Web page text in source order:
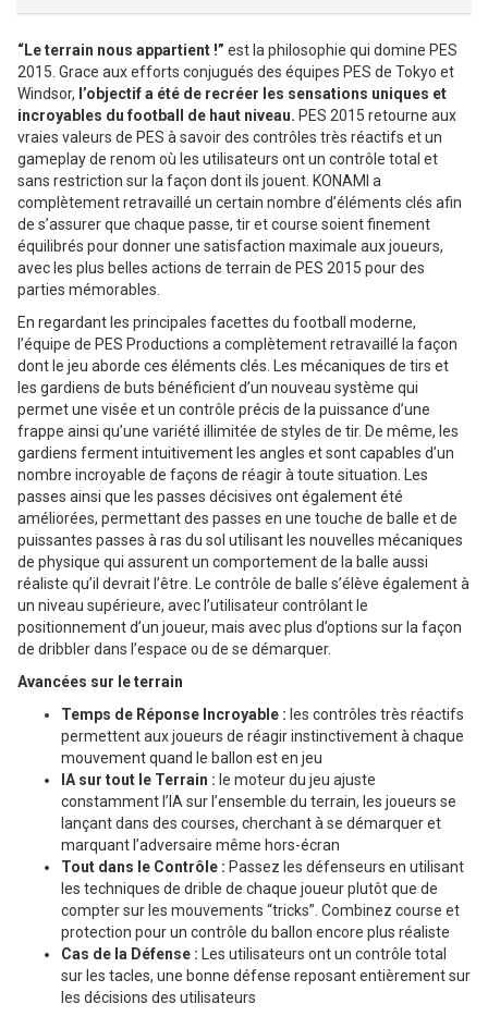
“Le terrain nous appartient !” est la philosophie qui domine PES
2015. Grace aux efforts conjugués des équipes PES de Tokyo et
Windsor, l’objectif a été de recréer les sensations uniques et
incroyables du football de haut niveau. PES 2015 retourne aux
vraies valeurs de PES à savoir des contrôles très réactifs et un
gameplay de renom où les utilisateurs ont un contrôle total et
sans restriction sur la façon dont ils jouent. KONAMI a
complètement retravaillé un certain nombre d’éléments clés afin
de s’assurer que chaque passe, tir et course soient finement
équilibrés pour donner une satisfaction maximale aux joueurs,
avec les plus belles actions de terrain de PES 2015 pour des
parties mémorables.
En regardant les principales facettes du football moderne,
l’équipe de PES Productions a complètement retravaillé la façon
dont le jeu aborde ces éléments clés. Les mécaniques de tirs et
les gardiens de buts bénéficient d’un nouveau système qui
permet une visée et un contrôle précis de la puissance d’une
frappe ainsi qu’une variété illimitée de styles de tir. De même, les
gardiens ferment intuitivement les angles et sont capables d’un
nombre incroyable de façons de réagir à toute situation. Les
passes ainsi que les passes décisives ont également été
améliorées, permettant des passes en une touche de balle et de
puissantes passes à ras du sol utilisant les nouvelles mécaniques
de physique qui assurent un comportement de la balle aussi
réaliste qu’il devrait l’être. Le contrôle de balle s’élève également à
un niveau supérieure, avec l’utilisateur contrôlant le
positionnement d’un joueur, mais avec plus d’options sur la façon
de dribbler dans l’espace ou de se démarquer.
Avancées sur le terrain
Temps de Réponse Incroyable : les contrôles très réactifs
permettent aux joueurs de réagir instinctivement à chaque
mouvement quand le ballon est en jeu
IA sur tout le Terrain : le moteur du jeu ajuste
constamment l’IA sur l’ensemble du terrain, les joueurs se
lançant dans des courses, cherchant à se démarquer et
marquant l’adversaire même hors-écran
Tout dans le Contrôle : Passez les défenseurs en utilisant
les techniques de drible de chaque joueur plutôt que de
compter sur les mouvements “tricks”. Combinez course et
protection pour un contrôle du ballon encore plus réaliste
Cas de la Défense : Les utilisateurs ont un contrôle total
sur les tacles, une bonne défense reposant entièrement sur
les décisions des utilisateurs